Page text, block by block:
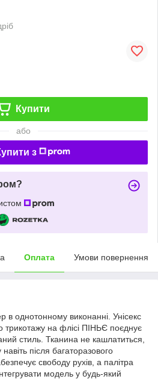
Купити
або
з
Оплата Умови повернення
в однотонному виконанні. Унісекс
трикотажу на флісі ПІНЬЄ поєднує
стиль. Тканина не кашлатиться,
після багаторазового
свободу рухів, а палітра
модель у будь-який